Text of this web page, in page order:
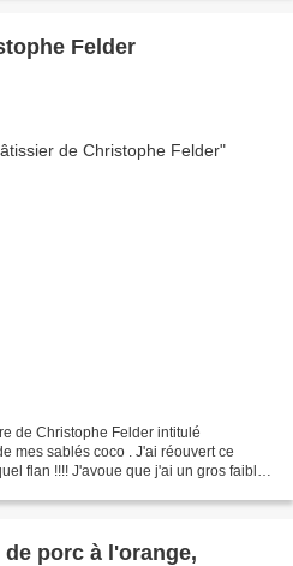
Felder
de Christophe Felder intitulé
mes sablés coco . J'ai réouvert ce
flan !!!! J'avoue que j'ai un gros faible
porc à l'orange,